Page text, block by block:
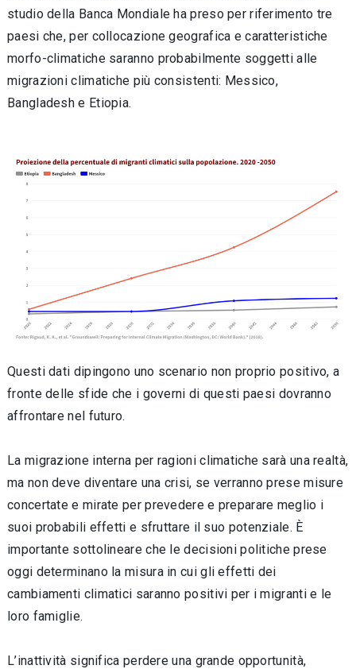
studio della Banca Mondiale ha preso per riferimento tre
paesi che, per collocazione geografica e caratteristiche
morfo-climatiche saranno probabilmente soggetti alle
migrazioni climatiche più consistenti: Messico,
Bangladesh e Etiopia.
Questi dati dipingono uno scenario non proprio positivo, a
fronte delle sfide che i governi di questi paesi dovranno
affrontare nel futuro.
La migrazione interna per ragioni climatiche sarà una realtà,
ma non deve diventare una crisi, se verranno prese misure
concertate e mirate per prevedere e preparare meglio i
suoi probabili effetti e sfruttare il suo potenziale. È
importante sottolineare che le decisioni politiche prese
oggi determinano la misura in cui gli effetti dei
cambiamenti climatici saranno positivi per i migranti e le
loro famiglie.
L’inattività significa perdere una grande opportunità,